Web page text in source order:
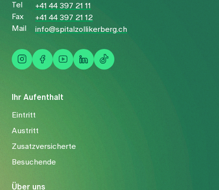
Ihr Aufenthalt
Eintritt
Austritt
Zusatzversicherte
Besuchende
Über uns
Tel
+41 44 397 21 11
Fax
+41 44 397 21 12
Mail
info@spitalzollikerberg.ch